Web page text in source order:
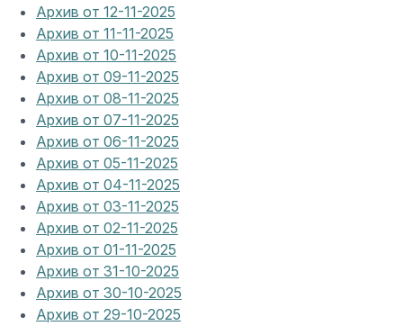
Архив от 12-11-2025
Архив от 11-11-2025
Архив от 10-11-2025
Архив от 09-11-2025
Архив от 08-11-2025
Архив от 07-11-2025
Архив от 06-11-2025
Архив от 05-11-2025
Архив от 04-11-2025
Архив от 03-11-2025
Архив от 02-11-2025
Архив от 01-11-2025
Архив от 31-10-2025
Архив от 30-10-2025
Архив от 29-10-2025